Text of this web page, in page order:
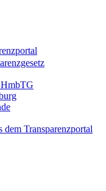
dem Transparenzportal